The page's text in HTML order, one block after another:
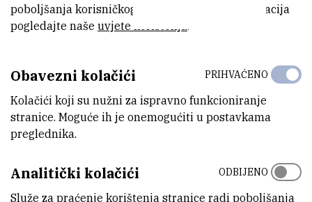
DATUM ZAVRŠETKA
31.5.2015.
STATUS
Završen
GLAVNI ISTRAŽIVAČ
poboljšanja korisničkog iskustva. Za više informacija
pogledajte naše uvjete korištenja
Obavezni kolačići
Kolačići koji su nužni za ispravno funkcioniranje
stranice. Moguće ih je onemogućiti u postavkama
preglednika.
PRIHVAĆENO
Analitički kolačići
Služe za praćenje korištenja stranice radi poboljšanja
ODBIJENO